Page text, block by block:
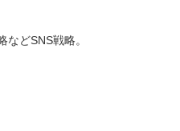
などSNS戦略。